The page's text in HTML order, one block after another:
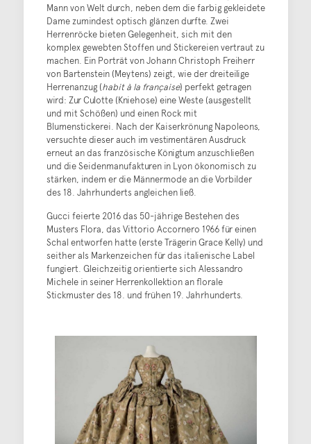
Mann von Welt durch, neben dem die farbig gekleidete
Dame zumindest optisch glänzen durfte. Zwei
Herrenröcke bieten Gelegenheit, sich mit den
komplex gewebten Stoffen und Stickereien vertraut zu
machen. Ein Porträt von Johann Christoph Freiherr
von Bartenstein (Meytens) zeigt, wie der dreiteilige
Herrenanzug (habit à la française) perfekt getragen
wird: Zur Culotte (Kniehose) eine Weste (ausgestellt
und mit Schößen) und einen Rock mit
Blumenstickerei. Nach der Kaiserkrönung Napoleons,
versuchte dieser auch im vestimentären Ausdruck
erneut an das französische Königtum anzuschließen
und die Seidenmanufakturen in Lyon ökonomisch zu
stärken, indem er die Männermode an die Vorbilder
des 18. Jahrhunderts angleichen ließ.
Gucci feierte 2016 das 50-jährige Bestehen des
Musters Flora, das Vittorio Accornero 1966 für einen
Schal entworfen hatte (erste Trägerin Grace Kelly) und
seither als Markenzeichen für das italienische Label
fungiert. Gleichzeitig orientierte sich Alessandro
Michele in seiner Herrenkollektion an florale
Stickmuster des 18. und frühen 19. Jahrhunderts.